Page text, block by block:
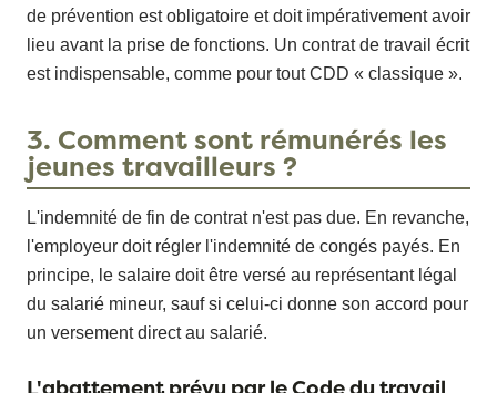
de prévention est obligatoire et doit impérativement avoir
lieu avant la prise de fonctions. Un contrat de travail écrit
est indispensable, comme pour tout CDD « classique ».
3. Comment sont rémunérés les
jeunes travailleurs ?
L'indemnité de fin de contrat n'est pas due. En revanche,
l'employeur doit régler l'indemnité de congés payés. En
principe, le salaire doit être versé au représentant légal
du salarié mineur, sauf si celui-ci donne son accord pour
un versement direct au salarié.